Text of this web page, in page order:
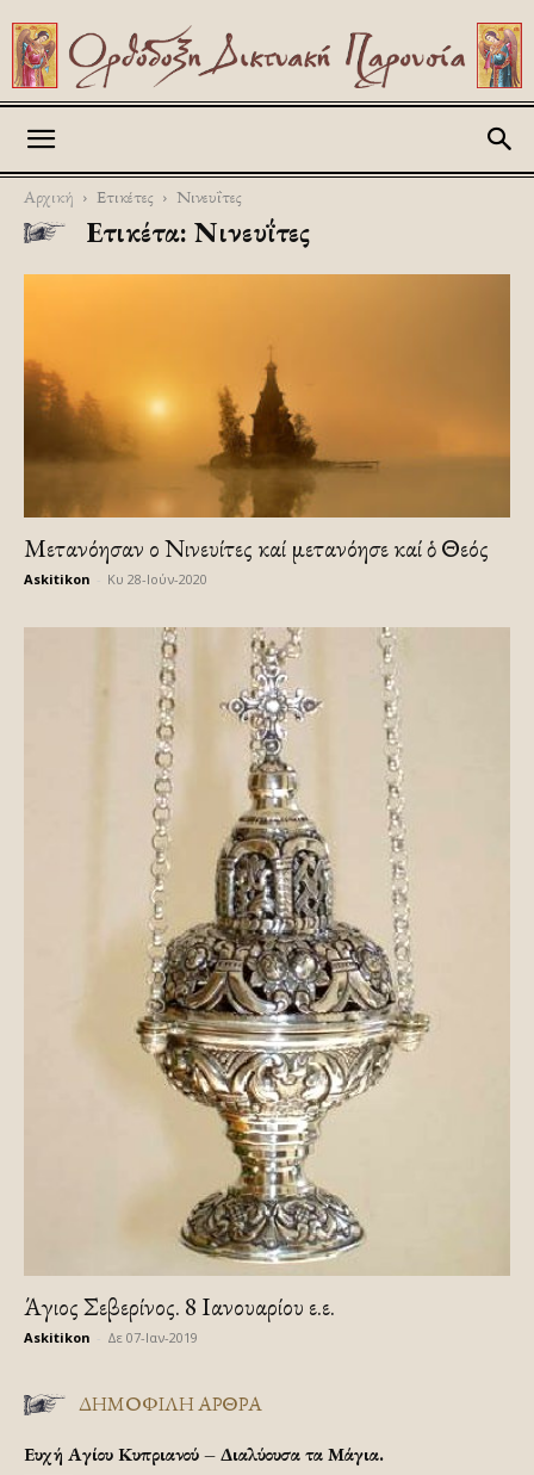
Αρχική Ετικέτες Νινευΐτες
Ετικέτα: Νινευΐτες
Μετανόησαν οἱ Νινευίτες καί μετανόησε καί ὁ Θεός
Askitikon Κυ 28-Ιούν-2020
Άγιος Σεβερίνος. 8 Ιανουαρίου ε.ε.
Askitikon Δε 07-Ιαν-2019
ΔΗΜΟΦΙΛΗ ΑΡΘΡΑ
Ευχή Αγίου Κυπριανού – Διαλύουσα τα Μάγια.